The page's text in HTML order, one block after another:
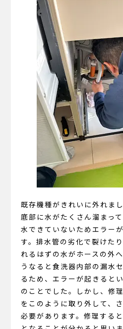
既存機種がきれいに外れま
底部に水がたくさん溜まっ
水できていないためエラー
す。排水管の劣化で裂けた
れるはずの水がホースの外
うなると食洗器内部の漏水
るため、エラーが起きると
のことでした。しかし、修
をこのように取り外して、
必要があります。修理する